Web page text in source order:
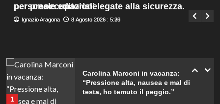
personale editoriale.
Ignazio Aragona 8 Agosto 2026 : 5:30
per preoccupazioni legate alla sicurezza.
Ignazio Aragona 8 Agosto 2026 : 5:25
Danilo D’Angelo: “Dopo Francesca,
1
Carolina Marconi in vacanza:
“Pressione alta, nausea e mal di
testa, ho temuto il peggio.”